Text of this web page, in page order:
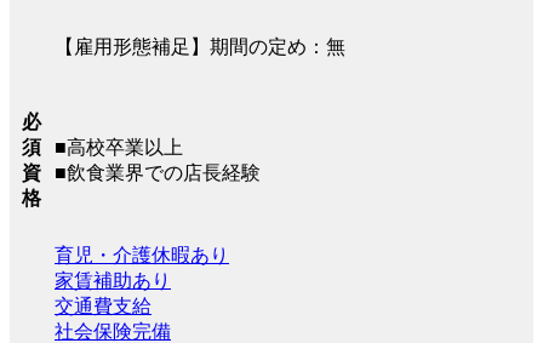
【雇用形態補足】期間の定め：無
必
須
資
格
■高校卒業以上
■飲食業界での店長経験
育児・介護休暇あり
家賃補助あり
交通費支給
社会保険完備